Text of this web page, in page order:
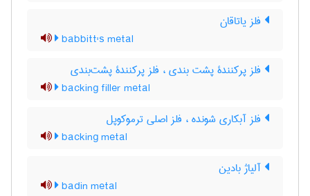
فلز یاتاقان
babbitt's metal
فلز پرکنندۀ پشت بندی ، فلز پرکنندۀ پشت‌بندی
backing filler metal
فلز آبکاری شونده ، فلز اصلی ترموکوپل
backing metal
آلیاژ بادین
badin metal